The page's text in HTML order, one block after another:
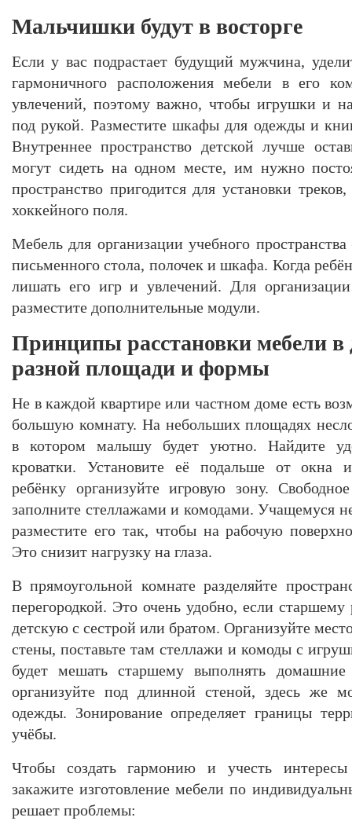
Мальчишки будут в восторге
Если у вас подрастает будущий мужчина,
гармоничного расположения мебели в его
увлечений, поэтому важно, чтобы игрушки и
под рукой. Разместите шкафы для одежды и
Внутреннее пространство детской лучше
могут сидеть на одном месте, им нужно
пространство пригодится для установки
хоккейного поля.
Мебель для организации учебного
письменного стола, полочек и шкафа. Когда
лишать его игр и увлечений. Для организации
разместите дополнительные модули.
Принципы расстановки мебели в
разной площади и формы
Не в каждой квартире или частном доме есть
большую комнату. На небольших площадях
в котором малышу будет уютно. Найдите
кроватки. Установите её подальше от окна
ребёнку организуйте игровую зону.
заполните стеллажами и комодами. Учащемуся
разместите его так, чтобы на рабочую
Это снизит нагрузку на глаза.
В прямоугольной комнате разделяйте
перегородкой. Это очень удобно, если старшему
детскую с сестрой или братом. Организуйте
стены, поставьте там стеллажи и комоды с
будет мешать старшему выполнять
организуйте под длинной стеной, здесь же
одежды. Зонирование определяет границы
учёбы.
Чтобы создать гармонию и учесть интересы
закажите изготовление мебели по
решает проблемы: